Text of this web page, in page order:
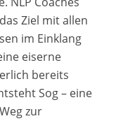
Ziel mit allen
im Einklang
eiserne
bereits
Sog – eine
zur